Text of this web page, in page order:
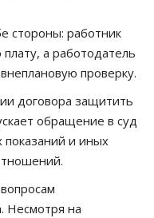
стороны: работник
а работодатель
проверку.
договора защитить
обращение в суд
показаний и иных
Несмотря на